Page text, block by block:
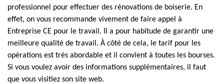
professionnel pour effectuer des rénovations de boiserie. En
effet, on vous recommande vivement de faire appel à
Entreprise CE pour le travail. Il a pour habitude de garantir une
meilleure qualité de travail. À côté de cela, le tarif pour les
opérations est très abordable et il convient à toutes les bourses.
Si vous voulez avoir des informations supplémentaires, il faut
que vous visitiez son site web.